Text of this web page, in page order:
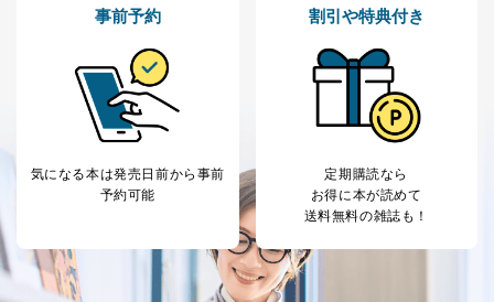
する必要がある場合であって、本人の同意を得ること
上記２．の利用目的を実施するために守秘義務を結ん
だ企業に、業務の一部として個人情報の取扱いを委
託・提供する場合、その業務に必要な範囲で委託・提
供先企業に個人情報を開示することがあります。
委託・提供先企業は具体的には以下のような企業です
が、これらに限りません。
委託先：カスタマーサポート支援会社 、クレジッ
トカード決済などの決済代行・料金回収会社、広
告配信サービス会社
提供先：出版社、出版物発売元、卸売会社、販売
店など商品の供給者、梱包会社、配送会社、新聞
事前予約
気になる本は発売日前から事前
予約可能
割引や特典付き
定期購読なら
お得に本が読めて
送料無料の雑誌も！